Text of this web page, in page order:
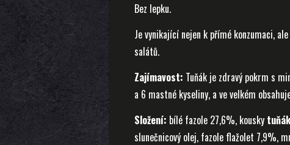
Bez lepku.
Je vynikající nejen k přímé konzumaci,
salátů.
Zajímavost: Tuňák je zdravý pokrm s
a 6 mastné kyseliny, a ve velkém
Složení: bílé fazole 27,6%, kousky
slunečnicový olej, fazole flažolet 7,9%,